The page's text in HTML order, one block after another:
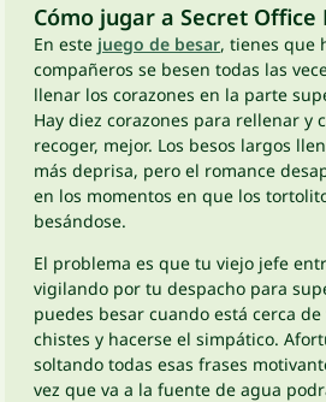
Cómo jugar a Secret Office
En este juego de besar, tienes que
compañeros se besen todas las
llenar los corazones en la parte
Hay diez corazones para rellenar y
recoger, mejor. Los besos largos
más deprisa, pero el romance
en los momentos en que los
besándose.
El problema es que tu viejo jefe
vigilando por tu despacho para
puedes besar cuando está cerca
chistes y hacerse el simpático.
soltando todas esas frases
vez que va a la fuente de agua